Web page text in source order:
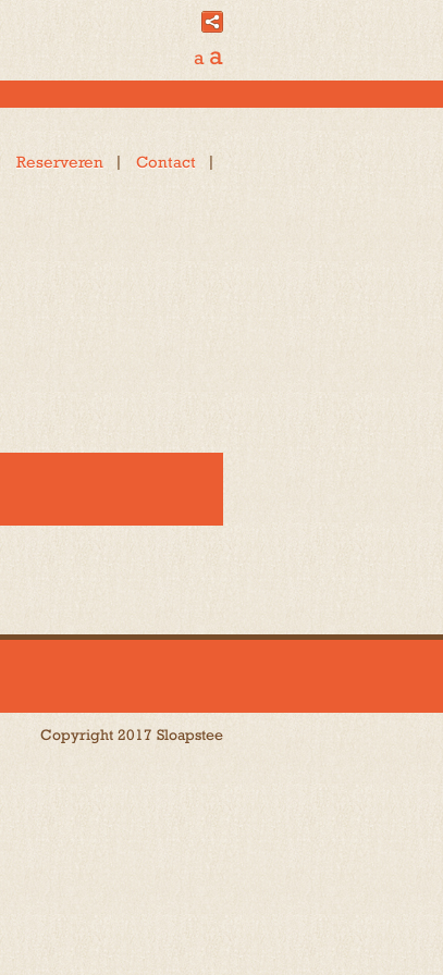
a a
Reserveren Contact
Copyright 2017 Sloapstee